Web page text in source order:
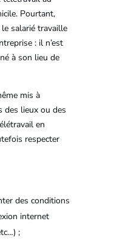
Pourtant,
salarié travaille
: il n’est
à son lieu de
mis à
des lieux ou des
en
respecter
des conditions
internet
;